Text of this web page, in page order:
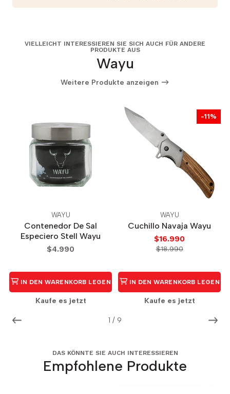
VIELLEICHT INTERESSIEREN SIE SICH AUCH FÜR ANDERE
PRODUKTE AUS
Wayu
Weitere Produkte anzeigen
1 / 9
WAYU
Contenedor De Sal
Especiero Stell Wayu
$4.990
IN DEN WARENKORB LEGEN
Kaufe es jetzt
-11%
WAYU
Cuchillo Navaja Wayu
$16.990
$18.990
IN DEN WARENKORB LEGEN
Kaufe es jetzt
DAS KÖNNTE SIE AUCH INTERESSIEREN
Empfohlene Produkte